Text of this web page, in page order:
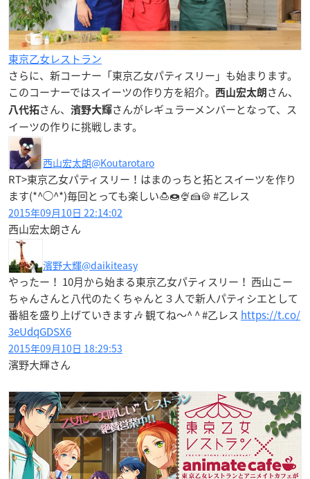
東京乙女レストラン
さらに、新コーナー「東京乙女パティスリー」も始まります。
このコーナーではスイーツの作り方を紹介。 西山宏太朗 さん、
八代拓さん、 濱野大輝さんがレギュラーメンバーとなって、ス
イーツの作りに挑戦します。
西山宏太朗@Koutarotaro
RT>東京乙女パティスリー！はまのっちと拓とスイーツを作り
ます(*^◯^*)毎回とっても楽しい🍮🍩🍨🍰🍪 #乙レス
2015年09月10日 22:14:02
西山宏太朗さん
濱野大輝@daikiteasy
やったー！ 10月から始まる東京乙女パティスリー！ 西山こー
ちゃんさんと八代のたくちゃんと３人で新人パティシエとして
番組を盛り上げていきます🎶 観てね〜^ ^ #乙レス https://t.co/
3eUdqGDSX6
2015年09月10日 18:29:53
濱野大輝さん